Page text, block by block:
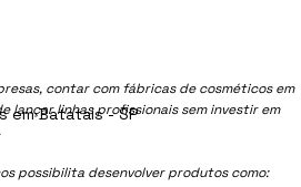
contar com fábricas de cosméticos em
lançar linhas profissionais sem investir em
possibilita desenvolver produtos como:
em Batatais - SP